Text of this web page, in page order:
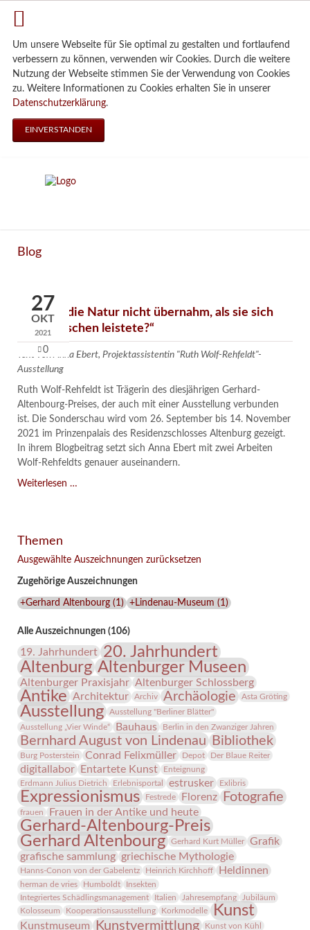
Um unsere Webseite für Sie optimal zu gestalten und fortlaufend
verbessern zu können, verwenden wir Cookies. Durch die weitere
Nutzung der Webseite stimmen Sie der Verwendung von Cookies
zu. Weitere Informationen zu Cookies erhalten Sie in unserer
Datenschutzerklärung.
EINVERSTANDEN
Blog
27
OKT
2021
0
„Ob sich die Natur nicht übernahm, als sie sich
den Menschen leistete?“
Text von Anna Ebert, Projektassistentin "Ruth Wolf-Rehfeldt"-
Ausstellung
Ruth Wolf-Rehfeldt ist Trägerin des diesjährigen Gerhard-
Altenbourg-Preises, der auch mit einer Ausstellung verbunden
ist. Die Sonderschau wird vom 26. September bis 14. November
2021 im Prinzenpalais des Residenzschlosses Altenburg gezeigt.
In ihrem Blogbeitrag setzt sich Anna Ebert mit zwei Arbeiten
Wolf-Rehfeldts genauer auseinandern.
Weiterlesen …
übernahm,
sie
sich
Menschen
leistete?“
Themen
Ausgewählte Auszeichnungen zurücksetzen
Zugehörige Auszeichnungen
+Gerhard Altenbourg(1 ) +Lindenau-Museum (1 )
Alle Auszeichnungen (106)
19. Jahrhundert 20. Jahrhundert
Altenburg Altenburger Museen
Altenburger Praxisjahr Altenburger Schlossberg
Antike Architektur Archiv Archäologie Asta Gröting
Ausstellung
Ausstellung "Berliner Blätter"
Ausstellung „Vier Winde“
Bauhaus Berlin in den Zwanziger Jahren
Bernhard August von Lindenau Bibliothek
Burg Posterstein Conrad Felixmüller Depot Der Blaue Reiter
digitallabor Entartete Kunst
Enteignung
Erdmann Julius Dietrich
Erlebnisportal estrusker Exlibris
Expressionismus Festrede Florenz Fotografie
frauen Frauen in der Antike und heute
Gerhard-Altenbourg-Preis
Gerhard Altenbourg
Gerhard Kurt Müller
Grafik
grafische sammlung griechische Mythologie
Hanns-Conon von der Gabelentz Heinrich Kirchhoff Heldinnen
herman de vries Humboldt
Insekten
Integriertes Schädlingsmanagement
Italien Jahresempfang
Jubiläum
Kolosseum
Kooperationsausstellung Korkmodelle Kunst
Kunstmuseum Kunstvermittlung Kunst von Kühl